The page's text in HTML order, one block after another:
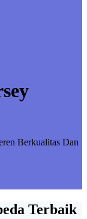
Berkualitas Dan
Terbaik